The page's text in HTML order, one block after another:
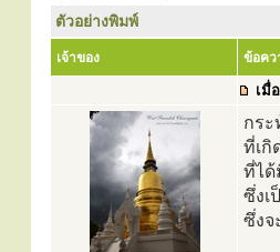
ตัวอย่างพิมพ์
เจ้าของ ข้อคว
เมื่
กระ
ที่เกิ
ที่ได้
ซึ่งเ
ซึ่งจ